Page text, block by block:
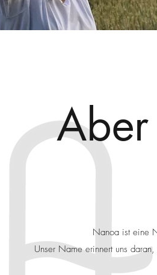
Nanoa ist eine
Unser Name erinnert uns